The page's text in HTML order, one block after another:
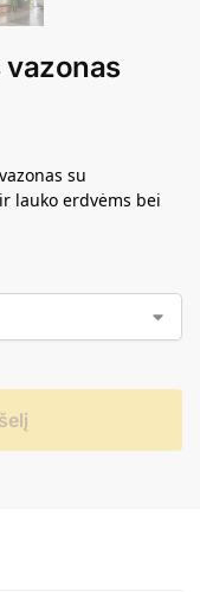
vazonas
su
lauko erdvėms bei